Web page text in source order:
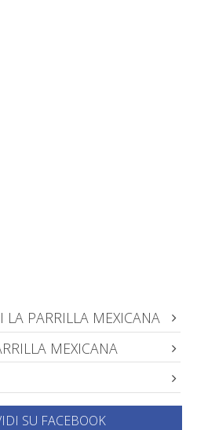
LA PARRILLA MEXICANA
MEXICANA
SU FACEBOOK